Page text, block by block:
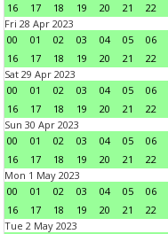
16
17 18 19 20 21 22
Fri 28 Apr 2023
00
01 02 03 04 05 06
16
17 18 19 20 21 22
Sat 29 Apr 2023
00
01 02 03 04 05 06
16
17 18 19 20 21 22
Sun 30 Apr 2023
00
01 02 03 04 05 06
16
17 18 19 20 21 22
Mon 1 May 2023
00
01 02 03 04 05 06
16
17 18 19 20 21 22
Tue 2 May 2023